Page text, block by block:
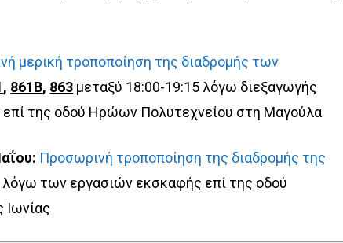
μερική τροποποίηση της διαδρομής των
, 861Β, 863 μεταξύ 18:00-19:15 λόγω διεξαγωγής
της οδού Ηρώων Πολυτεχνείου στη Μαγούλα
Προσωρινή τροποποίηση της διαδρομής της
λόγω των εργασιών εκσκαφής επί της οδού